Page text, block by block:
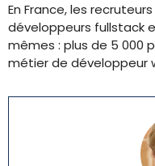
En France, les
développeurs fullstack
mêmes : plus de 5 000
métier de développeur